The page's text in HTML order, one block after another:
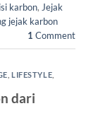
karbon, Jejak
jejak karbon
1 Comment
,LIFESTYLE
dari